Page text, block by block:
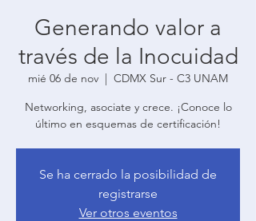
Generando valor a
través de la Inocuidad
mié 06 de nov
  |
CDMX Sur - C3 UNAM
Networking, asociate y crece. ¡Conoce lo
último en esquemas de certificación!
Se ha cerrado la posibilidad de
registrarse
Ver otros eventos